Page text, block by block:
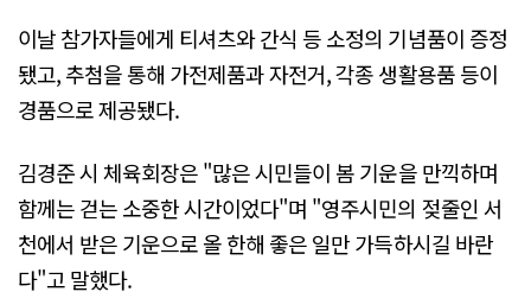
이날 참가자들에게 티셔츠와 간식 등 소정의 기념품이 증정
됐고, 추첨을 통해 가전제품과 자전거, 각종 생활용품 등이
경품으로 제공됐다.
김경준 시 체육회장은 "많은 시민들이 봄 기운을 만끽하며
함께는 걷는 소중한 시간이었다"며 "영주시민의 젖줄인 서
천에서 받은 기운으로 올 한해 좋은 일만 가득하시길 바란
다"고 말했다.